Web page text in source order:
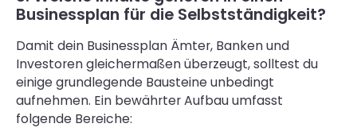
Businessplan für die Selbstständigkeit?
Damit dein Businessplan Ämter, Banken und
Investoren gleichermaßen überzeugt, solltest du
einige grundlegende Bausteine unbedingt
aufnehmen. Ein bewährter Aufbau umfasst
folgende Bereiche: